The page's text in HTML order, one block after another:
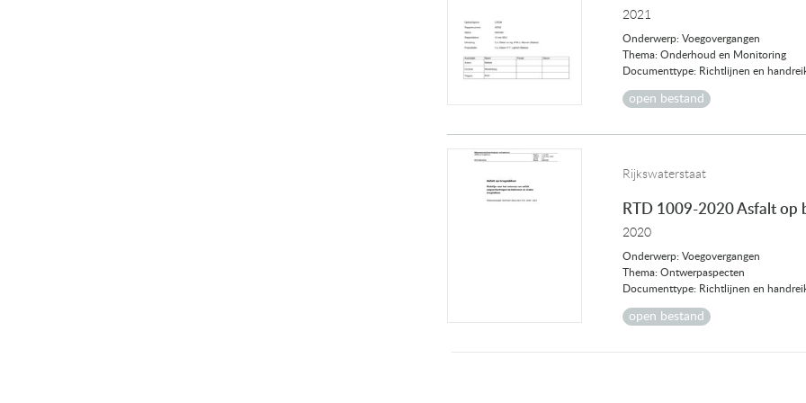
2021
Onderwerp: Voegovergangen
Thema: Onderhoud en Monitoring
Documenttype: Richtlijnen en
open bestand
Rijkswaterstaat
RTD 1009-2020 Asfalt op
2020
Onderwerp: Voegovergangen
Thema: Ontwerpaspecten
Documenttype: Richtlijnen en
open bestand